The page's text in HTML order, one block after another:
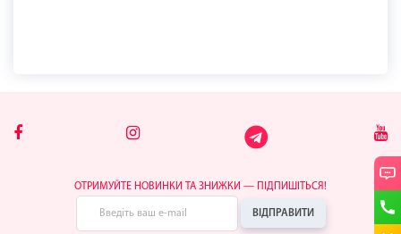
ОТРИМУЙТЕ НОВИНКИ ТА ЗНИЖКИ — ПІДПИШІТЬСЯ!
ВІДПРАВИТИ